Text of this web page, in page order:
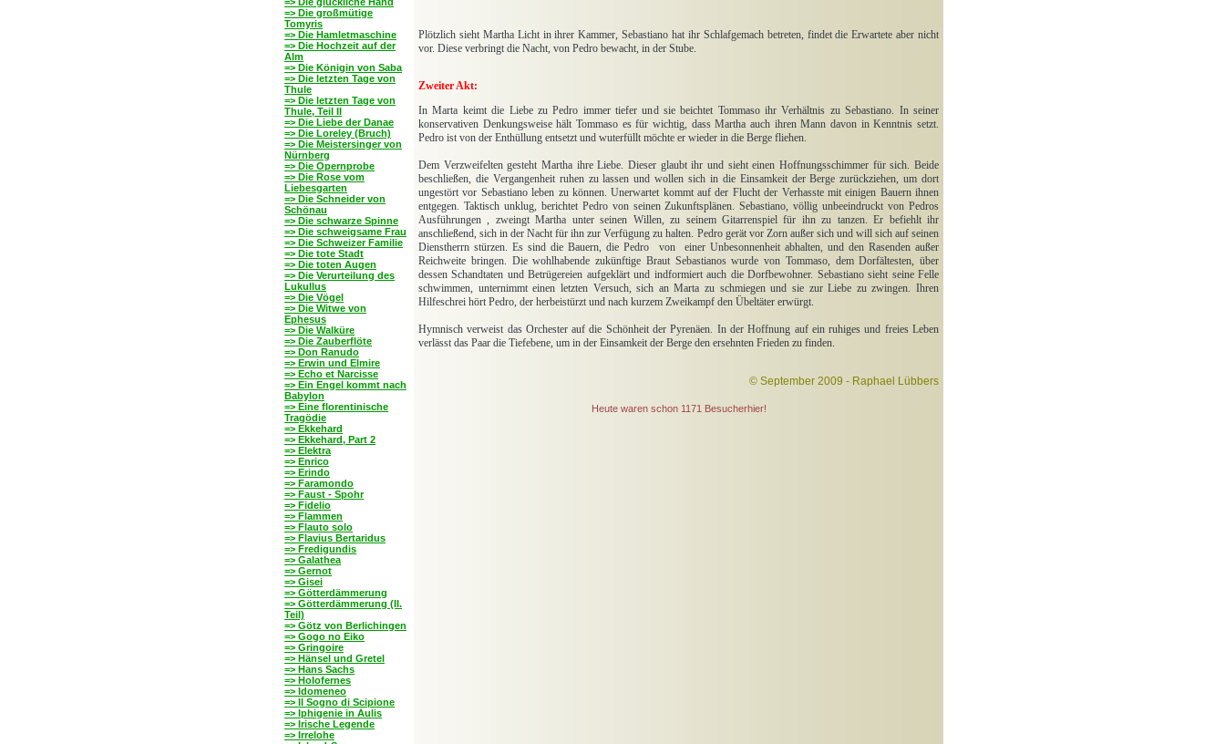
=> Die großmütige
Tomyris
=> Die Hamletmaschine
=> Die Hochzeit auf der
Alm
=> Die Königin von Saba
=> Die letzten Tage von
Thule
=> Die letzten Tage von
Thule, Teil II
=> Die Liebe der Danae
=> Die Loreley (Bruch)
=> Die Meistersinger von
Nürnberg
=> Die Opernprobe
=> Die Rose vom
Liebesgarten
=> Die Schneider von
Schönau
=> Die schwarze Spinne
=> Die schweigsame Frau
=> Die Schweizer Familie
=> Die tote Stadt
=> Die toten Augen
=> Die Verurteilung des
Lukullus
=> Die Vögel
=> Die Witwe von
Ephesus
=> Die Walküre
=> Die Zauberflöte
=> Don Ranudo
=> Erwin und Elmire
=> Echo et Narcisse
=> Ein Engel kommt nach
Babylon
=> Eine florentinische
Tragödie
=> Ekkehard
=> Ekkehard, Part 2
=> Elektra
=> Enrico
=> Erindo
=> Faramondo
=> Faust - Spohr
=> Fidelio
=> Flammen
=> Flauto solo
=> Flavius Bertaridus
=> Fredigundis
=> Galathea
=> Gernot
=> Gisei
=> Götterdämmerung
=> Götterdämmerung (II.
Teil)
=> Götz von Berlichingen
=> Gogo no Eiko
=> Gringoire
=> Hänsel und Gretel
=> Hans Sachs
=> Holofernes
=> Idomeneo
=> Il Sogno di Scipione
=> Iphigenie in Aulis
=> Irische Legende
=> Irrelohe
Plötzlich sieht Martha Licht in ihrer Kammer, Sebastiano hat ihr Schlafgemach betreten, findet die Erwartete aber nicht
vor. Diese verbringt die Nacht, von Pedro bewacht, in der Stube.
Zweiter Akt:
In Marta keimt die Liebe zu Pedro immer tiefer und sie beichtet Tommaso ihr Verhältnis zu Sebastiano. In seiner
konservativen Denkungsweise hält Tommaso es für wichtig, dass Martha auch ihren Mann davon in Kenntnis setzt.
Pedro ist von der Enthüllung entsetzt und wuterfüllt möchte er wieder in die Berge fliehen.
Dem Verzweifelten gesteht Martha ihre Liebe. Dieser glaubt ihr und sieht einen Hoffnungsschimmer für sich. Beide
beschließen, die Vergangenheit ruhen zu lassen und wollen sich in die Einsamkeit der Berge zurückziehen, um dort
ungestört vor Sebastiano leben zu können. Unerwartet kommt auf der Flucht der Verhasste mit einigen Bauern ihnen
entgegen. Taktisch unklug, berichtet Pedro von seinen Zukunftsplänen. Sebastiano, völlig unbeeindruckt von Pedros
Ausführungen , zweingt Martha unter seinen Willen, zu seinem Gitarrenspiel für ihn zu tanzen. Er befiehlt ihr
anschließend, sich in der Nacht für ihn zur Verfügung zu halten. Pedro gerät vor Zorn außer sich und will sich auf seinen
Dienstherrn stürzen. Es sind die Bauern, die Pedro von einer Unbesonnenheit abhalten, und den Rasenden außer
Reichweite bringen. Die wohlhabende zukünftige Braut Sebastianos wurde von Tommaso, dem Dorfältesten, über
dessen Schandtaten und Betrügereien aufgeklärt und indformiert auch die Dorfbewohner. Sebastiano sieht seine Felle
schwimmen, unternimmt einen letzten Versuch, sich an Marta zu schmiegen und sie zur Liebe zu zwingen. Ihren
Hilfeschrei hört Pedro, der herbeistürzt und nach kurzem Zweikampf den Übeltäter erwürgt.
Hymnisch verweist das Orchester auf die Schönheit der Pyrenäen. In der Hoffnung auf ein ruhiges und freies Leben
verlässt das Paar die Tiefebene, um in der Einsamkeit der Berge den ersehnten Frieden zu finden.
© September 2009 - Raphael Lübbers
Heute waren schon 1171 Besucherhier!